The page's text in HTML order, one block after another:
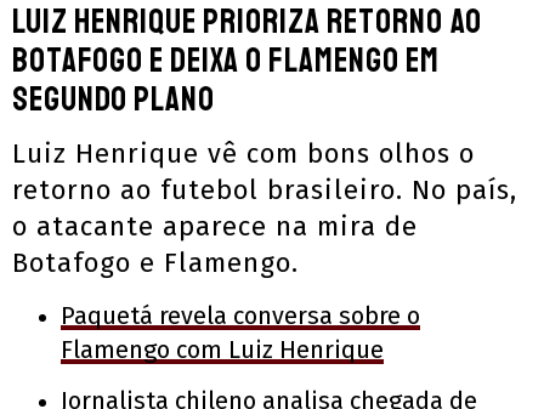
Luiz Henrique prioriza retorno ao
Botafogo e deixa o Flamengo em
segundo plano
Luiz Henrique vê com bons olhos o
retorno ao futebol brasileiro. No país,
o atacante aparece na mira de
Botafogo e Flamengo.
Paquetá revela conversa sobre o
Flamengo com Luiz Henrique
Jornalista chileno analisa chegada de